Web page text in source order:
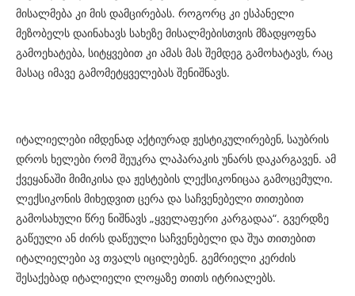
მისალმება კი მის დამცირებას. როგორც კი ესპანელი
მეზობელს დაინახავს სახეზე მისალმებისთვის მზადყოფნა
გამოეხატება, სიტყვებით კი ამას მას შემდეგ გამოხატავს, რაც
მასაც იმავე გამომეტყველებას შენიშნავს.
იტალიელები იმდენად აქტიურად ჟესტიკულირებენ, საუბრის
დროს ხელები რომ შეუკრა ლაპარაკის უნარს დაკარგავენ. ამ
ქვეყანაში მიმიკისა და ჟესტების ლექსიკონიცაა გამოცემული.
ლექსიკონის მიხედვით ცერა და საჩვენებელი თითებით
გამოსახული წრე ნიშნავს „ყველაფერი კარგადაა“. გვერდზე
გაწეული ან ძირს დაწეული საჩვენებელი და შუა თითებით
იტალიელები ავ თვალს იცილებენ. გემრიელი კერძის
შესაქებად იტალიელი ლოყაზე თითს იტრიალებს.